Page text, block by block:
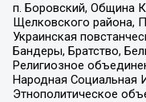
п. Боровский, Община
Щелковского района,
Украинская
Бандеры, Братство,
Религиозное
Народная Социальная
Этнополитическое